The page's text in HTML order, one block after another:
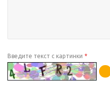
Введите текст с картинки *